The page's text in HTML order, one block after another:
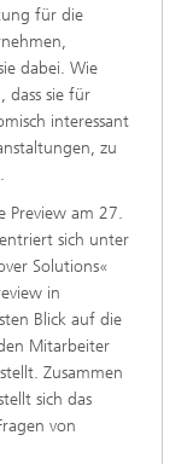
für die
dabei. Wie
dass sie für
interessant
zu
Preview am 27.
sich unter
Solutions«
in
Blick auf die
Mitarbeiter
Zusammen
sich das
von